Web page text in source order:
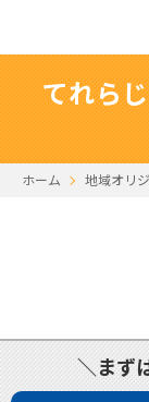
てれら
ホーム 地域オリ
＼まず